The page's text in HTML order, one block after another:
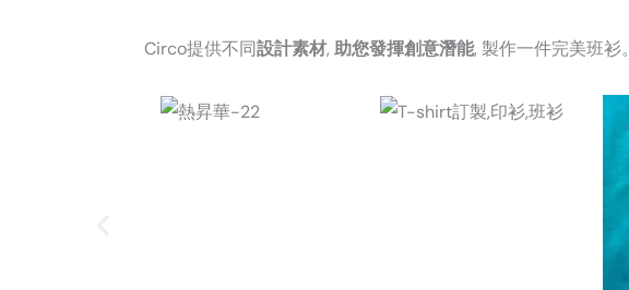
Circo提供不同設計素材, 助您發揮創意潛能, 製作一件完美班衫。